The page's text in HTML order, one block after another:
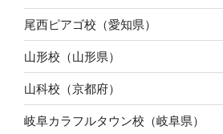
尾西ピアゴ校（愛知県）
山形校（山形県）
山科校（京都府）
岐阜カラフルタウン校（岐阜県）